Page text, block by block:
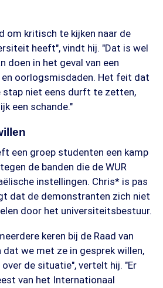
om kritisch te kijken naar de
heeft", vindt hij. "Dat is wel
doen in het geval van een
oorlogsmisdaden. Het feit dat
stap niet eens durft te zetten,
een schande."
een groep studenten een kamp
de banden die de WUR
instellingen. Chris* is pas
dat de demonstranten zich niet
door het universiteitsbestuur.
keren bij de Raad van
dat we met ze in gesprek willen,
de situatie", vertelt hij. "Er
van het Internationaal